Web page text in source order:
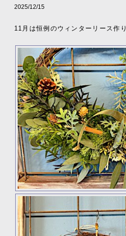
2025/12/15
11月は恒例のウィンターリース作り